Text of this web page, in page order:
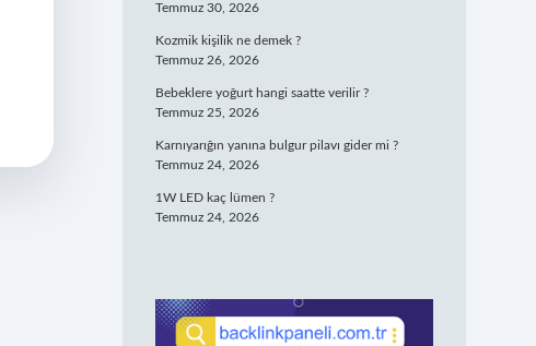
Temmuz 30, 2026
Kozmik kişilik ne demek ?
Temmuz 26, 2026
Bebeklere yoğurt hangi saatte verilir ?
Temmuz 25, 2026
Karnıyarığın yanına bulgur pilavı gider mi ?
Temmuz 24, 2026
1W LED kaç lümen ?
Temmuz 24, 2026